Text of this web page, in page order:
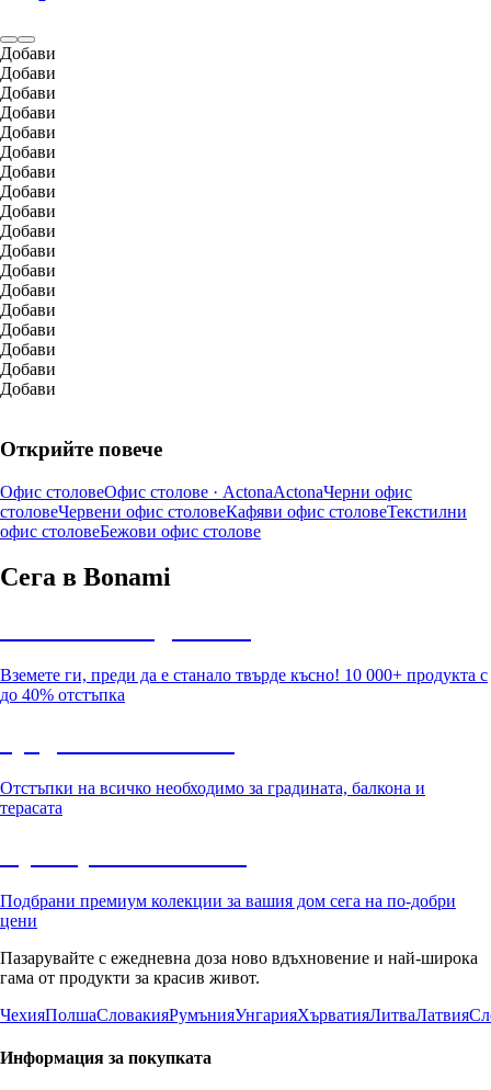
Добави
Добави
Добави
Добави
Добави
Добави
Добави
Добави
Добави
Добави
Добави
Добави
Добави
Добави
Добави
Добави
Добави
Добави
Открийте повече
Офис столовеОфис столове · ActonaActonaЧерни офис
столовеЧервени офис столовеКафяви офис столовеТекстилни
офис столовеБежови офис столове
Сега в Bonami
Вземете ги, преди да е станало твърде късно! 10 000+ продукта с
до 40% отстъпка
Отстъпки на всичко необходимо за градината, балкона и
терасата
Подбрани премиум колекции за вашия дом сега на по-добри
цени
Пазарувайте с ежедневна доза ново вдъхновение и най-широка
гама от продукти за красив живот.
ЧехияПолшаСловакияРумънияУнгарияХърватияЛитваЛатвия
Информация за покупката